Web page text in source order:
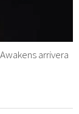
arrivera